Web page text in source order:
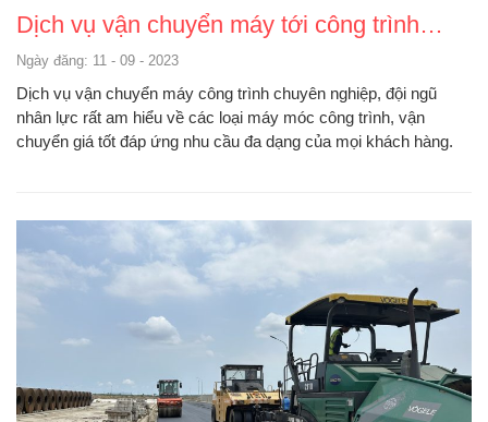
Dịch vụ vận chuyển máy tới công trình…
Ngày đăng: 11 - 09 - 2023
Dịch vụ vận chuyển máy công trình chuyên nghiệp, đội ngũ
nhân lực rất am hiểu về các loại máy móc công trình, vận
chuyển giá tốt đáp ứng nhu cầu đa dạng của mọi khách hàng.